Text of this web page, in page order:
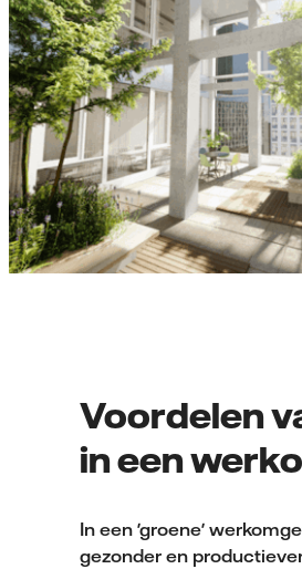
Voordelen
in een
In een 'groene'
gezonder en